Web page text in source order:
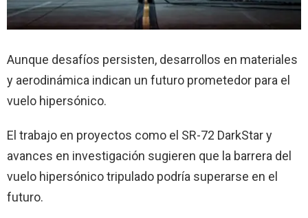
Aunque desafíos persisten, desarrollos en materiales
y aerodinámica indican un futuro prometedor para el
vuelo hipersónico.
El trabajo en proyectos como el SR-72 DarkStar y
avances en investigación sugieren que la barrera del
vuelo hipersónico tripulado podría superarse en el
futuro.